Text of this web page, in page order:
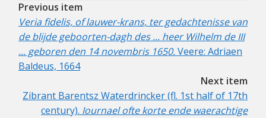
Previous item
Veria fidelis, of lauwer-krans, ter gedachtenisse van
de blijde geboorten-dagh des ... heer Wilhelm de III
... geboren den 14 novembris 1650.Veere: Adriaen
Baldeus, 1664
Next item
Zibrant Barentsz Waterdrincker (fl. 1st half of 17th
century). Iournael ofte korte ende waerachtige